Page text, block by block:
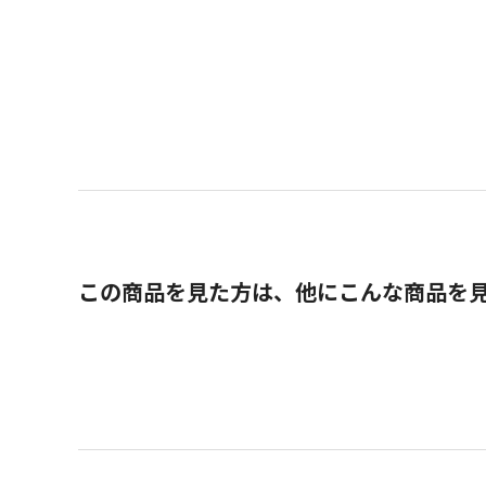
この商品を見た方は、他にこんな商品を